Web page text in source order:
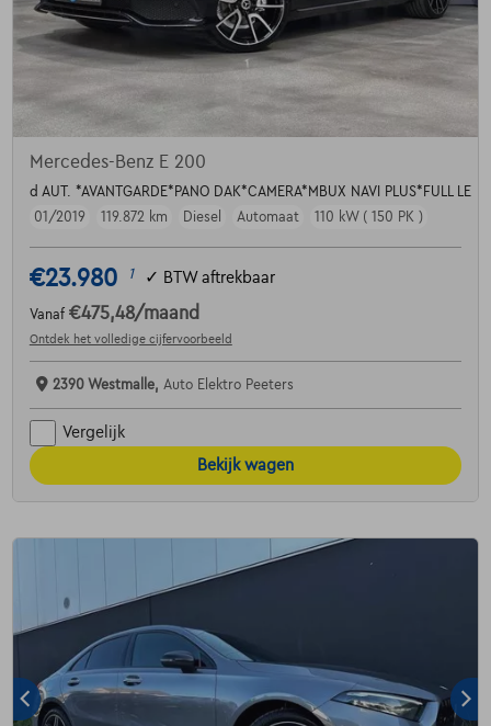
Mercedes-Benz E 200
d AUT. *AVANTGARDE*PANO DAK*CAMERA*MBUX NAVI PLUS*FULL LE
01/2019
119.872 km Diesel Automaat 110 kW ( 150 PK )
€23.980 1 ✓ BTW aftrekbaar
Vanaf €475,48/maand
Ontdek het volledige cijfervoorbeeld
2390 Westmalle, Auto Elektro Peeters
Vergelijk
Bekijk wagen